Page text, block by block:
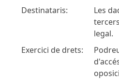
Destinataris:
Les
legal.
Exercici de drets: